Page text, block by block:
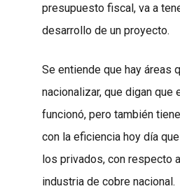
presupuesto fiscal, va a
desarrollo de un proyecto.
Se entiende que hay áreas
nacionalizar, que digan que
funcionó, pero también
con la eficiencia hoy día
los privados, con respecto
industria de cobre nacional.